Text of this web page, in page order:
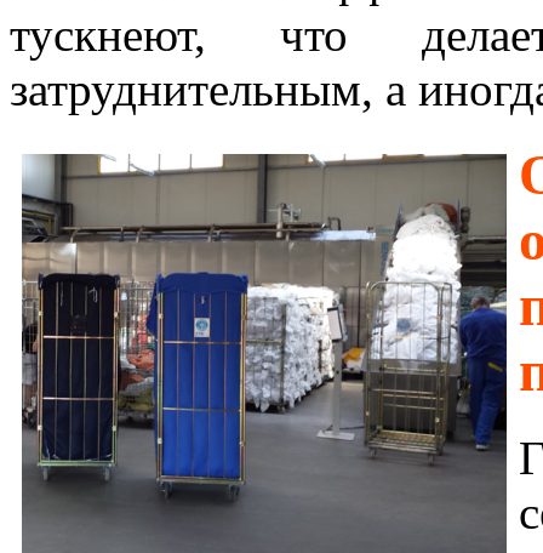
тускнеют, что
затруднительным, а